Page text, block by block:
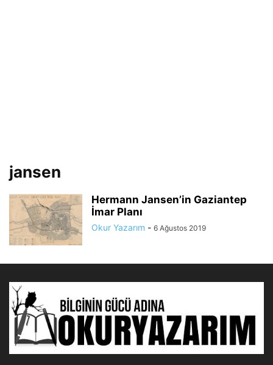
jansen
Hermann Jansen’in Gaziantep
İmar Planı
Okur Yazarım - 6 Ağustos 2019